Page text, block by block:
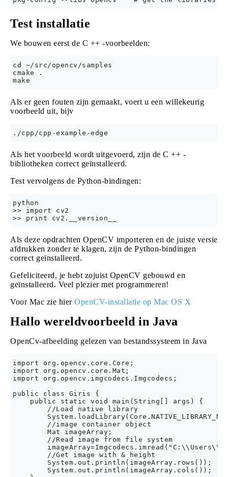
Test installatie
We bouwen eerst de C ++ -voorbeelden:
cd ~/src/opencv/samples
cmake .
Als er geen fouten zijn gemaakt, voert u een willekeurig
voorbeeld uit, bijv
Als het voorbeeld wordt uitgevoerd, zijn de C ++ -
bibliotheken correct geïnstalleerd.
Test vervolgens de Python-bindingen:
python
>> import cv2
Als deze opdrachten OpenCV importeren en de juiste versie
afdrukken zonder te klagen, zijn de Python-bindingen
correct geïnstalleerd.
Gefeliciteerd, je hebt zojuist OpenCV gebouwd en
geïnstalleerd. Veel plezier met programmeren!
Voor Mac zie hier OpenCV-installatie op Mac OS X
Hallo wereldvoorbeeld in Java
OpenCv-afbeelding gelezen van bestandssysteem in Java
import org.opencv.core.Core;
import org.opencv.core.Mat;
import org.opencv.imgcodecs.Imgcodecs;
public class Giris {
    public static void main(String[] args) {
        //Load native library
        //image container object
        Mat imageArray;
        //Read image from file system
        //Get image with & height
        System.out.println(imageArray.rows());
        System.out.println(imageArray.cols());